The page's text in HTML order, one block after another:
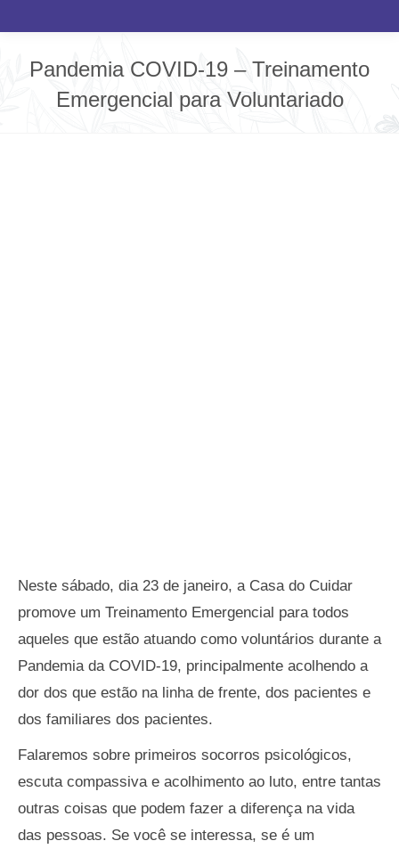
Pandemia COVID-19 – Treinamento
Emergencial para Voluntariado
Neste sábado, dia 23 de janeiro, a Casa do Cuidar
promove um Treinamento Emergencial para todos
aqueles que estão atuando como voluntários durante a
Pandemia da COVID-19, principalmente acolhendo a
dor dos que estão na linha de frente, dos pacientes e
dos familiares dos pacientes.
Falaremos sobre primeiros socorros psicológicos,
escuta compassiva e acolhimento ao luto, entre tantas
outras coisas que podem fazer a diferença na vida
das pessoas. Se você se interessa, se é um